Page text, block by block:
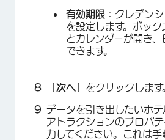
有効期限 ：クレデン
を設定します。ボッ
とカレンダーが開き
できます。
次へ ］をクリックします
データを引き出したいホテ
アトラクションのプロパ
力してください。これは